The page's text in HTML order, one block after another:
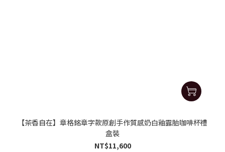
【茶香自在】章格銘章字款原創手作質感奶白釉露胎咖啡杯禮
盒裝
NT$11,600